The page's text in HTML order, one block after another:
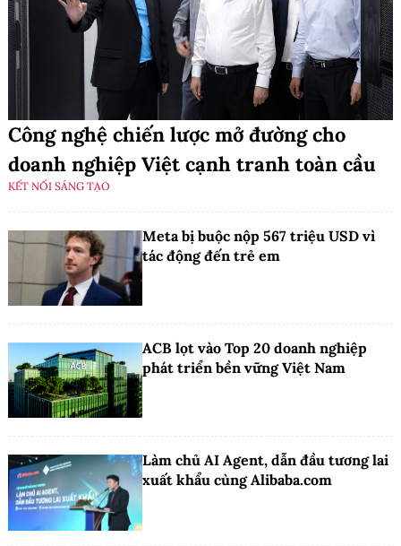
Công nghệ chiến lược mở đường cho
doanh nghiệp Việt cạnh tranh toàn cầu
KẾT NỐI SÁNG TẠO
Meta bị buộc nộp 567 triệu USD vì
tác động đến trẻ em
ACB lọt vào Top 20 doanh nghiệp
phát triển bền vững Việt Nam
Làm chủ AI Agent, dẫn đầu tương lai
xuất khẩu cùng Alibaba.com